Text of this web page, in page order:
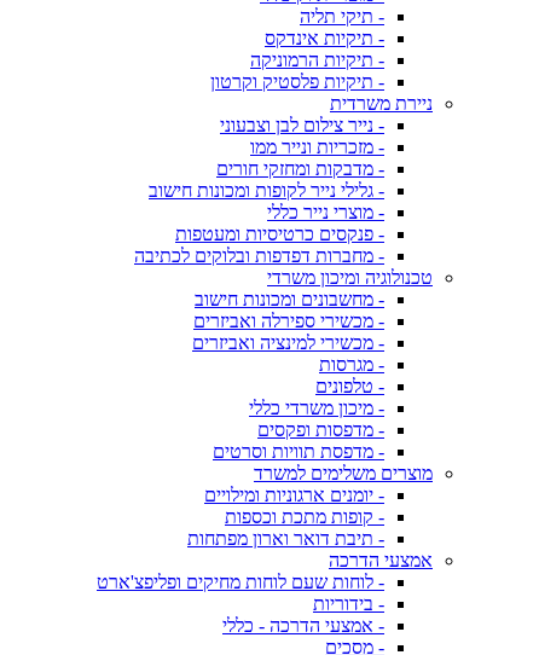
- תיקי תליה
- תיקיות אינדקס
- תיקיות הרמוניקה
- תיקיות פלסטיק וקרטון
ניירת משרדית
- נייר צילום לבן וצבעוני
- מזכריות ונייר ממו
- מדבקות ומחזקי חורים
- גלילי נייר לקופות ומכונות חישוב
- מוצרי נייר כללי
- פנקסים כרטיסיות ומעטפות
- מחברות דפדפות ובלוקים לכתיבה
טכנולוגיה ומיכון משרדי
- מחשבונים ומכונות חישוב
- מכשירי ספירלה ואביזרים
- מכשירי למינציה ואביזרים
- מגרסות
- טלפונים
- מיכון משרדי כללי
- מדפסות ופקסים
- מדפסת תוויות וסרטים
מוצרים משלימים למשרד
- יומנים ארגוניות ומילויים
- קופות מתכת וכספות
- תיבת דואר וארון מפתחות
אמצעי הדרכה
- לוחות שעם לוחות מחיקים ופליפצ'ארט
- בידוריות
- אמצעי הדרכה - כללי
- מסכים